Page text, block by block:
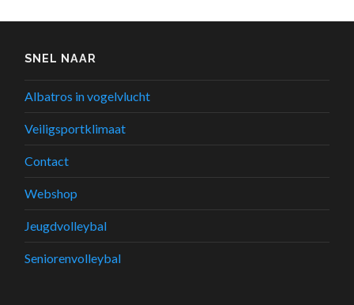
SNEL NAAR
Albatros in vogelvlucht
Veiligsportklimaat
Contact
Webshop
Jeugdvolleybal
Seniorenvolleybal